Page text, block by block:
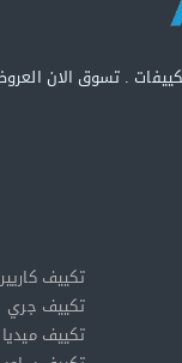
. تسوق الان
تكييف كاريير
تكييف جري
تكييف ميديا